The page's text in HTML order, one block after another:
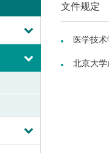
文件规定
医学技
北京大学